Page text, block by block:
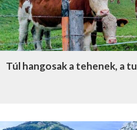
Túl hangosak a tehenek, a